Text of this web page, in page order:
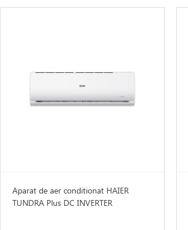
Aparat de aer conditionat HAIER
TUNDRA Plus DC INVERTER